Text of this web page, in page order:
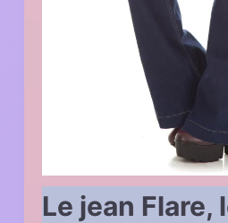
Le jean Flare,